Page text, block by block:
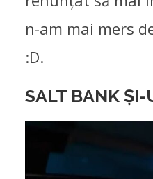
n-am mai mers
:D.
SALT BANK ȘI-